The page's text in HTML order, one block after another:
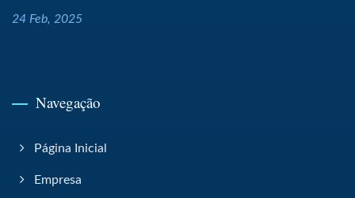
24 Feb, 2025
Navegação
Página Inicial
Empresa